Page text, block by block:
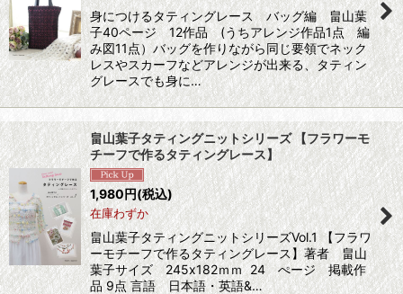
身につけるタティングレース バッグ編 畠山葉
子40ページ 12作品 (うちアレンジ作品1点 編
み図11点）バッグを作りながら同じ要領でネック
レスやスカーフなどアレンジが出来る、タティン
グレースでも身に…
畠山葉子タティングニットシリーズ 【フラワーモ
チーフで作るタティングレース】
1,980円(税込)
在庫わずか
畠山葉子タティングニットシリーズVol.1 【フラワ
ーモチーフで作るタティングレース】著者 畠山
葉子サイズ 245x182ｍｍ 24 ぺージ 掲載作
品 9点 言語 日本語・英語&…